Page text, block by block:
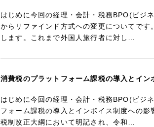
はじめに今回の経理・会計・税務BPO(ビジ
からリファインド方式への変更についてで
します。これまで外国人旅行者に対し…
消費税のプラットフォーム課税の導入とイン
はじめに今回の経理・会計・税務BPO(ビジ
フォーム課税の導入とインボイス制度への
税制改正大綱において明記され、令和…